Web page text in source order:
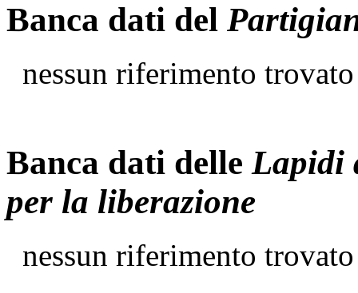
Banca dati del
nessun riferimento trovato
Banca dati delle Lapidi
per la liberazione
nessun riferimento trovato